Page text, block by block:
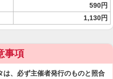
590円
1,130円
事項
、必ず主催者発行のものと照合